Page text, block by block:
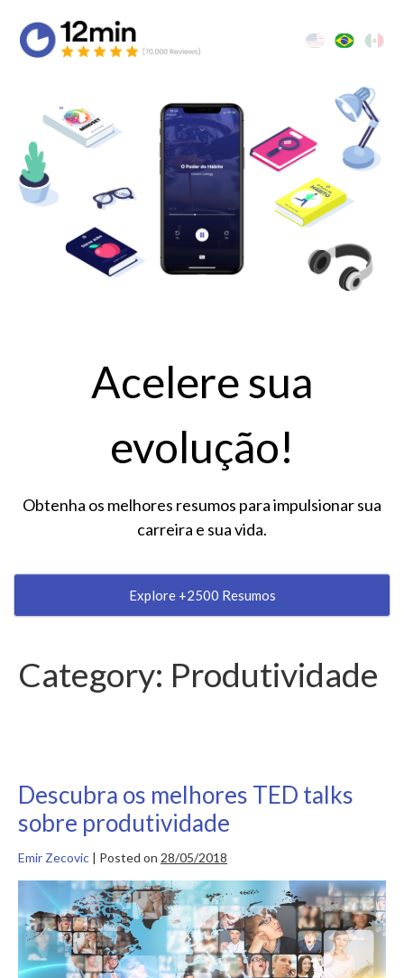
Acelere sua
evolução!
Obtenha os melhores resumos para impulsionar sua
carreira e sua vida.
Explore +2500 Resumos
Category: Produtividade
Descubra os melhores TED talks
sobre produtividade
Emir Zecovic | Posted on 28/05/2018
Descubra
os
melhores
TED
talks